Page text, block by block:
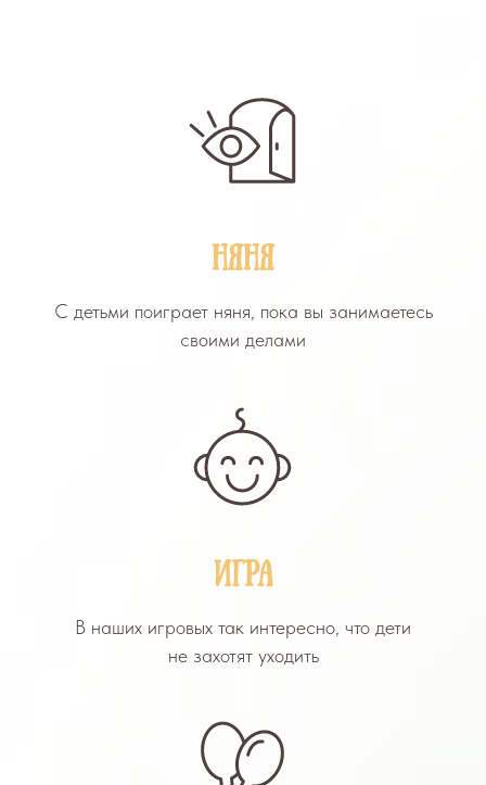
НЯНЯ
С детьми поиграет няня, пока вы занимаетесь
своими делами
ИГРА
В наших игровых так интересно, что дети
не захотят уходить